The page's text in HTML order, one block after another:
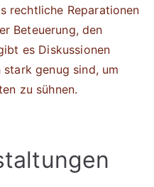
rechtliche Reparationen
Beteuerung, den
es Diskussionen
genug sind, um
zu sühnen.